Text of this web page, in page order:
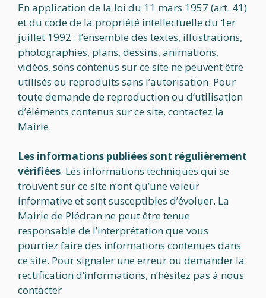
En application de la loi du 11 mars 1957 (art. 41)
et du code de la propriété intellectuelle du 1er
juillet 1992 : l’ensemble des textes, illustrations,
photographies, plans, dessins, animations,
vidéos, sons contenus sur ce site ne peuvent être
utilisés ou reproduits sans l’autorisation. Pour
toute demande de reproduction ou d’utilisation
d’éléments contenus sur ce site, contactez la
Mairie.
Les informations publiées sont régulièrement
vérifiées. Les informations techniques qui se
trouvent sur ce site n’ont qu’une valeur
informative et sont susceptibles d’évoluer. La
Mairie de Plédran ne peut être tenue
responsable de l’interprétation que vous
pourriez faire des informations contenues dans
ce site. Pour signaler une erreur ou demander la
rectification d’informations, n’hésitez pas à nous
contacter